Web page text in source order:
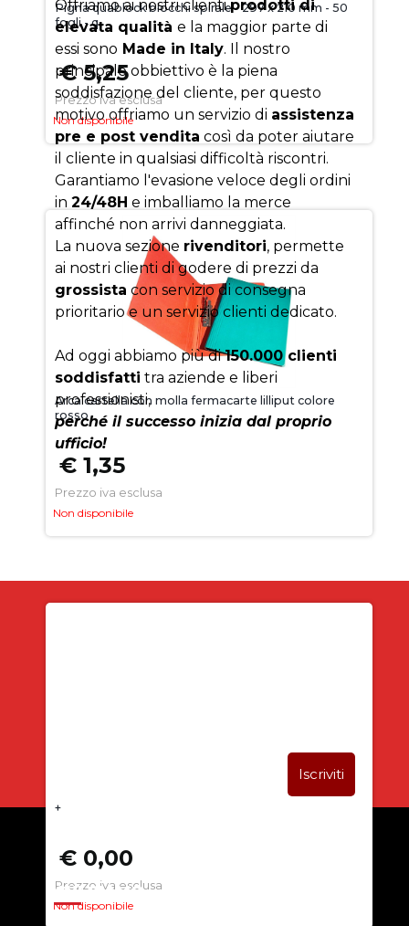
Pigna quablock blocchi spirale - 297 x 210 mm - 50
fogli - q
€ 5,25
Prezzo iva esclusa
Non disponibile
Arca cartella con molla fermacarte lilliput colore
rosso
€ 1,35
Prezzo iva esclusa
Non disponibile
+
€ 0,00
Prezzo iva esclusa
Non disponibile
Offriamo ai nostri clientiprodotti di
elevata qualità e la maggior parte di
essi sono Made in Italy. Il nostro
principale obbiettivo è la piena
soddisfazione del cliente, per questo
motivo offriamo un servizio di assistenza
pre e post vendita così da poter aiutare
il cliente in qualsiasi difficoltà riscontri.
Garantiamo l'evasione veloce degli ordini
in 24/48H e imballiamo la merce
affinché non arrivi danneggiata.
La nuova sezione rivenditori, permette
ai nostri clienti di godere di prezzi da
grossista con servizio di consegna
prioritario e un servizio clienti dedicato.
Ad oggi abbiamo più di150.000 clienti
soddisfatti tra aziende e liberi
professionisti,
perché il successo inizia dal proprio
ufficio!
CHI SIAMO